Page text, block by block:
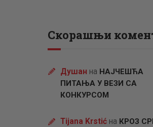
Скорашњи
Душан на НАЈЧЕШЋА
ПИТАЊА У ВЕЗИ СА
КОНКУРСОМ
Tijana Krstićна КРОЗ